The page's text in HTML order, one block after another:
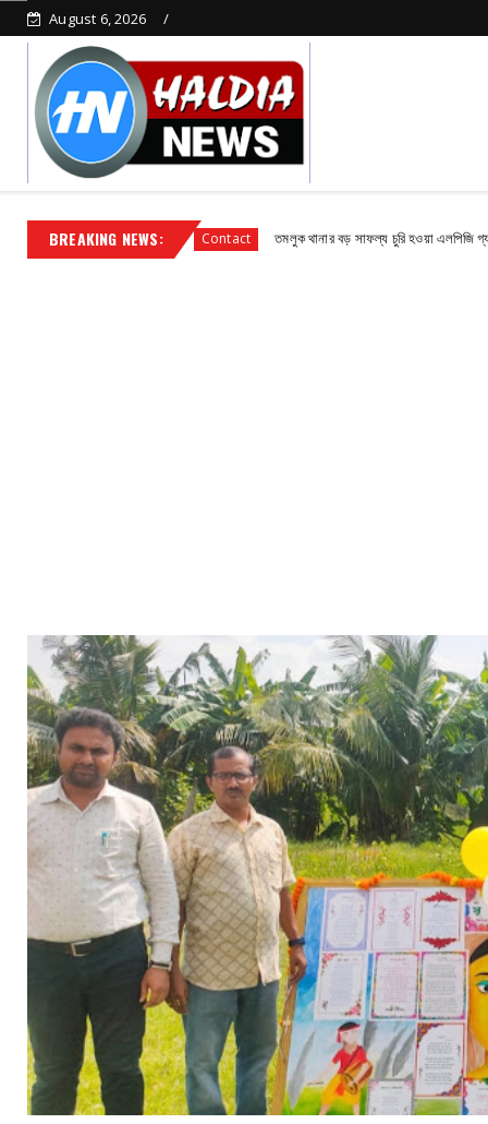
August 6, 2026
BREAKING NEWS:
করলো বিজেপি Contact তমলুক থানার বড় সাফল্য চুরি হওয়া এলপিজি গ্যাস সিলিন্ডার